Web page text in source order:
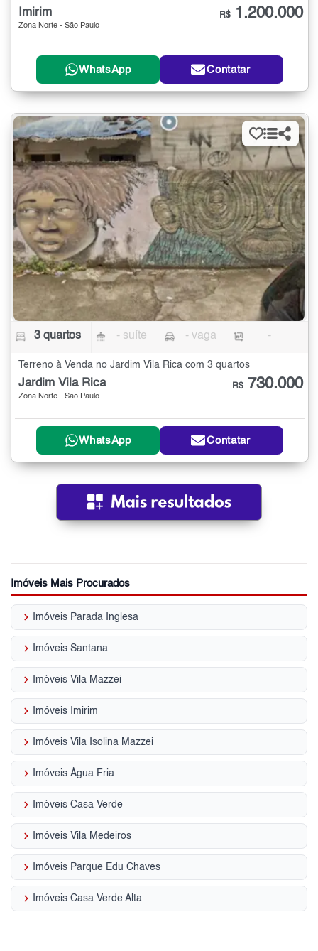
Imirim
Zona Norte - São Paulo
R$ 1.200.000
WhatsApp Contatar
3 quartos - suíte - vaga -
Terreno à Venda no Jardim Vila Rica com 3 quartos
Jardim Vila Rica
Zona Norte - São Paulo
R$ 730.000
WhatsApp Contatar
Imóveis Mais Procurados
keyboard_arrow_right Imóveis Parada Inglesa
keyboard_arrow_right Imóveis Santana
keyboard_arrow_right Imóveis Vila Mazzei
keyboard_arrow_right Imóveis Imirim
keyboard_arrow_right Imóveis Vila Isolina Mazzei
keyboard_arrow_right Imóveis Água Fria
keyboard_arrow_right Imóveis Casa Verde
keyboard_arrow_right Imóveis Vila Medeiros
keyboard_arrow_right Imóveis Parque Edu Chaves
keyboard_arrow_right Imóveis Casa Verde Alta